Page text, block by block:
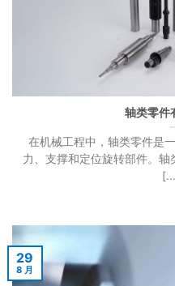
轴类零件
在机械工程中，轴类零件是
力、支撑和定位旋转部件。
29
8 月